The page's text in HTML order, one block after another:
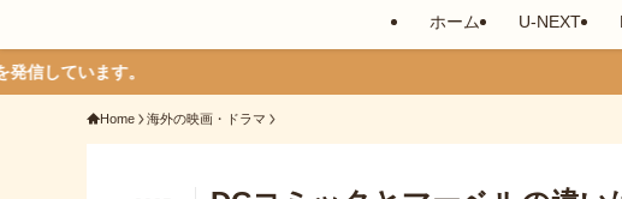
ホーム U-NEXT
Home 海外の映画・ドラマ